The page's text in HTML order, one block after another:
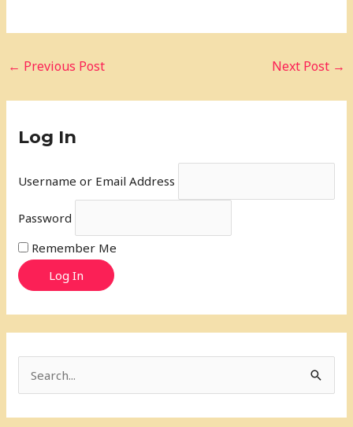
← Previous Post Next Post →
Log In
Username or Email Address
Password
Remember Me
Log In